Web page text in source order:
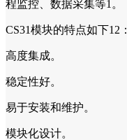
程监控、数据采集等1。
CS31模块的特点如下12：
高度集成。
稳定性好。
易于安装和维护。
模块化设计。